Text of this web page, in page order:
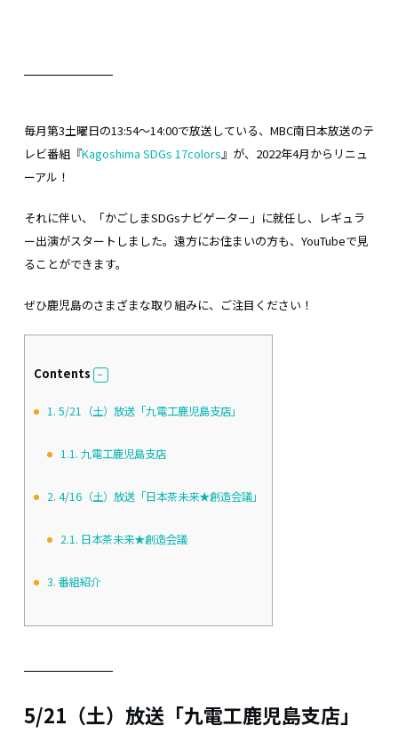
毎月第3土曜日の13:54～14:00で放送している、MBC南日本放送のテ
レビ番組『Kagoshima SDGs 17colors』が、2022年4月からリニュ
ーアル！
それに伴い、「かごしまSDGsナビゲーター」に就任し、レギュラ
ー出演がスタートしました。遠方にお住まいの方も、YouTubeで見
ることができます。
ぜひ鹿児島のさまざまな取り組みに、ご注目ください！
Contents
1. 5/21（土）放送「九電工鹿児島支店」
1.1. 九電工鹿児島支店
2. 4/16（土）放送「日本茶未来★創造会議」
2.1. 日本茶未来★創造会議
3. 番組紹介
5/21（土）放送「九電工鹿児島支店」